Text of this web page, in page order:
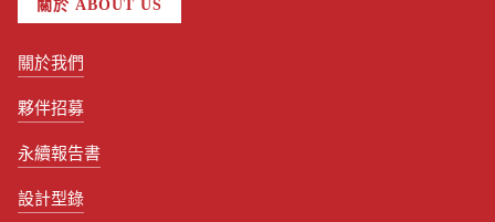
關於 ABOUT US
關於我們
夥伴招募
永續報告書
設計型錄